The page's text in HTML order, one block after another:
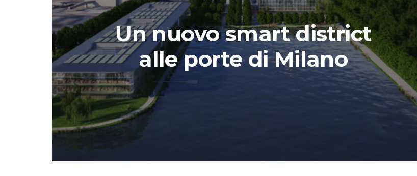
Un nuovo smart district
alle porte di Milano
STORIE
URBAN
HEADQUARTERS. Il
video del terzo talk di
HEADQUARTERS
REMIX
STORIE
Urban Headquarters:
il workplace che
rigenera la città nel